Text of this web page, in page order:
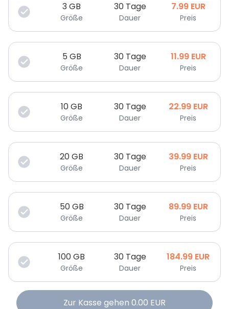
3GB
Größe
30 Tage
Dauer
7.99 EUR
Preis
5 GB
Größe
30 Tage
Dauer
11.99 EUR
Preis
10GB
Größe
30 Tage
Dauer
22.99 EUR
Preis
20GB
Größe
30 Tage
Dauer
39.99 EUR
Preis
50GB
Größe
30 Tage
Dauer
89.99 EUR
Preis
100GB
Größe
30 Tage
Dauer
184.99 EUR
Preis
Zur Kasse gehen 0.00 EUR